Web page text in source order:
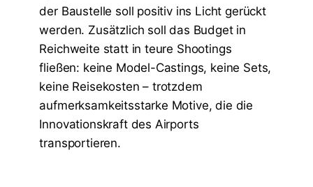
der Baustelle soll positiv ins Licht gerückt
werden. Zusätzlich soll das Budget in
Reichweite statt in teure Shootings
fließen: keine Model-Castings, keine Sets,
keine Reisekosten – trotzdem
aufmerksamkeitsstarke Motive, die die
Innovationskraft des Airports
transportieren.